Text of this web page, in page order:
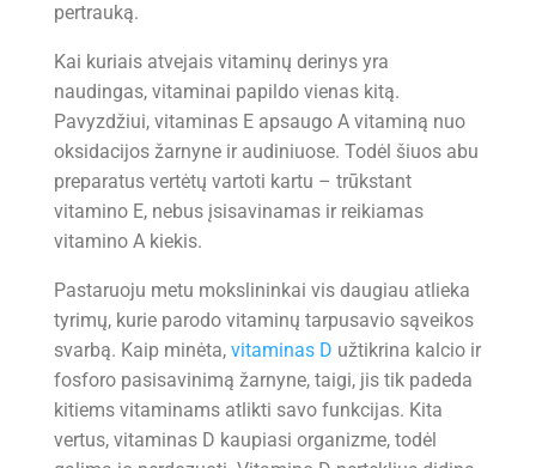
pertrauką.
Kai kuriais atvejais vitaminų derinys yra
naudingas, vitaminai papildo vienas kitą.
Pavyzdžiui, vitaminas E apsaugo A vitaminą nuo
oksidacijos žarnyne ir audiniuose. Todėl šiuos abu
preparatus vertėtų vartoti kartu – trūkstant
vitamino E, nebus įsisavinamas ir reikiamas
vitamino A kiekis.
Pastaruoju metu mokslininkai vis daugiau atlieka
tyrimų, kurie parodo vitaminų tarpusavio sąveikos
svarbą. Kaip minėta, vitaminas D užtikrina kalcio ir
fosforo pasisavinimą žarnyne, taigi, jis tik padeda
kitiems vitaminams atlikti savo funkcijas. Kita
vertus, vitaminas D kaupiasi organizme, todėl